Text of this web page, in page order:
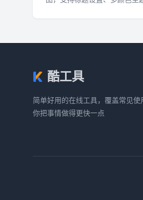
酷工具
简单好用的在线工具，覆盖常见使
你把事情做得更快一点